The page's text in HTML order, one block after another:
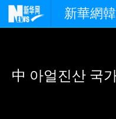
新華網
경제
中 아얼진산 국